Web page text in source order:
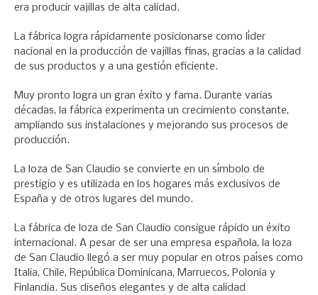
era producir vajillas de alta calidad.
La fábrica logra rápidamente posicionarse como líder
nacional en la producción de vajillas finas, gracias a la calidad
de sus productos y a una gestión eficiente.
Muy pronto logra un gran éxito y fama. Durante varias
décadas, la fábrica experimenta un crecimiento constante,
ampliando sus instalaciones y mejorando sus procesos de
producción.
La loza de San Claudio se convierte en un símbolo de
prestigio y es utilizada en los hogares más exclusivos de
España y de otros lugares del mundo.
La fábrica de loza de San Claudio consigue rápido un éxito
internacional. A pesar de ser una empresa española, la loza
de San Claudio llegó a ser muy popular en otros países como
Italia, Chile, República Dominicana, Marruecos, Polonia y
Finlandia. Sus diseños elegantes y de alta calidad